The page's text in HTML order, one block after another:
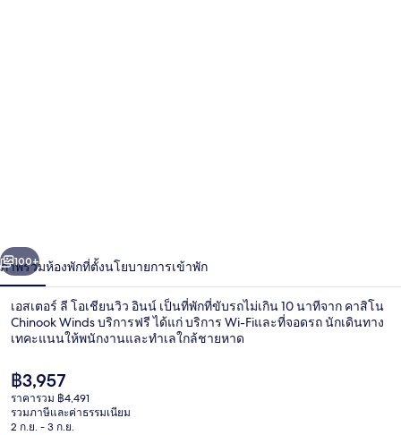
โอ
เชีย
นวิว
อินน์
า
ถัดไป
100+
ภาพรวมห้องพักที่ตั้งนโยบายการเข้าพัก
เอสเตอร์ ลี โอเชียนวิว อินน์ เป็นที่พักที่ขับรถไม่เกิน 10 นาทีจาก คาสิโน
Chinook Winds บริการฟรี ได้แก่ บริการ Wi-Fiและที่จอดรถ นักเดินทาง
เทคะแนนให้พนักงานและทำเลใกล้ชายหาด
ราคา
ปัจจุบัน
฿3,957
฿3,957
ราคารวม ฿4,491
รวมภาษีและค่าธรรมเนียม
2 ก.ย. - 3 ก.ย.